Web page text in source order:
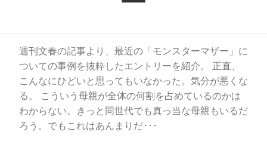
週刊文春の記事より、最近の「モンスターマザー」に
ついての事例を抜粋したエントリーを紹介。 正直、
こんなにひどいと思ってもいなかった。気分が悪くな
る。 こういう母親が全体の何割を占めているのかは
わからない。きっと同世代でも真っ当な母親もいるだ
ろう。でもこれはあんまりだ･･･